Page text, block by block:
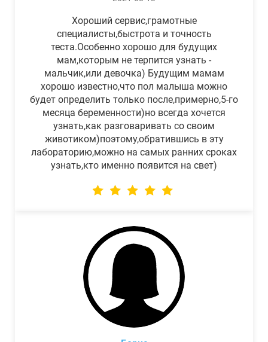
Хороший сервис,грамотные
специалисты,быстрота и точность
теста.Особенно хорошо для будущих
мам,которым не терпится узнать -
мальчик,или девочка) Будущим мамам
хорошо известно,что пол малыша можно
будет определить только после,примерно,5-го
месяца беременности)но всегда хочется
узнать,как разговаривать со своим
животиком)поэтому,обратившись в эту
лабораторию,можно на самых ранних сроках
узнать,кто именно появится на свет)